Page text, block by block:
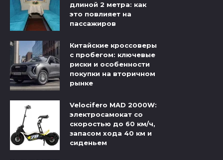
длиной 2 метра: как
это повлияет на
пассажиров
Китайские кроссоверы
с пробегом: ключевые
риски и особенности
покупки на вторичном
рынке
Velocifero MAD 2000W:
электросамокат со
скоростью до 60 км/ч,
запасом хода 40 км и
сиденьем